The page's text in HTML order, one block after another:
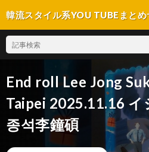
韓流スタイル系YOU TUBEまとめ
End roll Lee Jong
Taipei 2025.11.16
종석李鐘碩